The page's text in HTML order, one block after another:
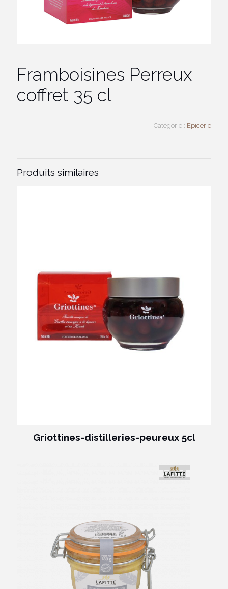
Framboisines Perreux
coffret 35 cl
Catégorie : Epicerie
Produits similaires
Griottines-distilleries-peureux 5cl